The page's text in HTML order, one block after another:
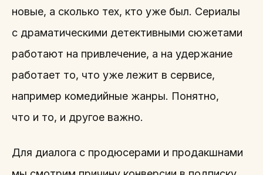
новые, а сколько тех, кто уже был. Сериалы
с драматическими детективными сюжетами
работают на привлечение, а на удержание
работает то, что уже лежит в сервисе,
например комедийные жанры. Понятно,
что и то, и другое важно.
Для диалога с продюсерами и продакшнами